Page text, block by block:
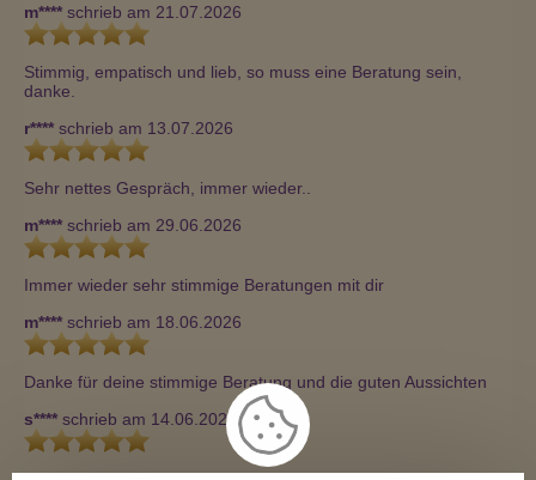
m**** schrieb am 21.07.2026
Stimmig, empatisch und lieb, so muss eine Beratung sein,
danke.
r**** schrieb am 13.07.2026
Sehr nettes Gespräch, immer wieder..
m**** schrieb am 29.06.2026
Immer wieder sehr stimmige Beratungen mit dir
m**** schrieb am 18.06.2026
Danke für deine stimmige Beratung und die guten Aussichten
s**** schrieb am 14.06.2026